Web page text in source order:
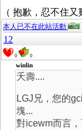
（ 抱歉，忍不住又
本人已不在此站活動
12
0 0
winlin
夭壽....
LGJ兄，您的
塊...
對icewm而言